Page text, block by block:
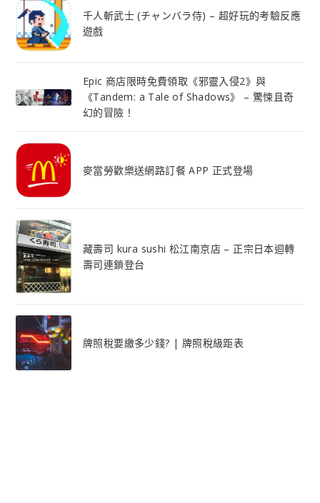
千人斬武士 (チャンバラ侍) – 超好玩的考驗反應
遊戲
Epic 商店限時免費領取《邪靈入侵2》與
《Tandem: a Tale of Shadows》 – 驚悚且奇
幻的冒險！
麥當勞歡樂送網路訂餐 APP 正式登場
藏壽司 kura sushi 松江南京店 – 正宗日本迴轉
壽司連鎖登台
牌照稅要繳多少錢? | 牌照稅級距表